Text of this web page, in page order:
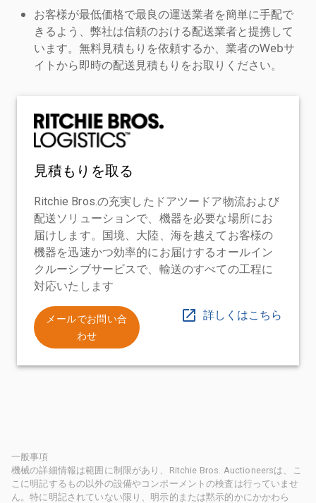
お客様が最低価格で最良の運送業者を簡単に手配で
きるよう、弊社は信頼のおける配送業者と提携して
います。無料見積もりを依頼するか、業者のWebサ
イトから即時の配送見積もりをお取りください。
見積もりを取る
Ritchie Bros.の充実したドアツードア物流および
配送ソリューションで、機器を必要な場所にお
届けします。国境、大陸、海を越えてお客様の
機器を迅速かつ効率的にお届けするオールイン
クルーシブサービスで、輸送のすべての工程に
対応いたします
メールでお問い合
わせ
詳しくはこちら
一般事項
機械の詳細情報は範囲に制限があり、Ritchie Bros. Auctioneersは、こ
こに明記するもの以外の設備やコンポーメントの検査は行っていませ
ん。特に明記されていない限り、明示的または黙示的かにかかわら